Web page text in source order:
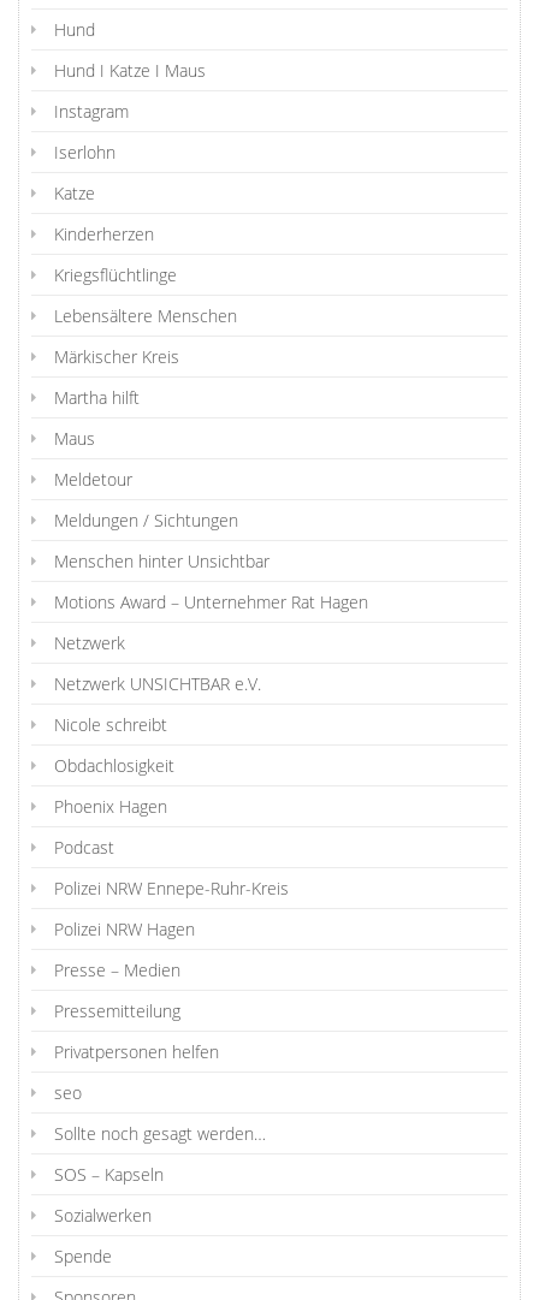
Hund
Hund I Katze I Maus
Instagram
Iserlohn
Katze
Kinderherzen
Kriegsflüchtlinge
Lebensältere Menschen
Märkischer Kreis
Martha hilft
Maus
Meldetour
Meldungen / Sichtungen
Menschen hinter Unsichtbar
Motions Award – Unternehmer Rat Hagen
Netzwerk
Netzwerk UNSICHTBAR e.V.
Nicole schreibt
Obdachlosigkeit
Phoenix Hagen
Podcast
Polizei NRW Ennepe-Ruhr-Kreis
Polizei NRW Hagen
Presse – Medien
Pressemitteilung
Privatpersonen helfen
seo
Sollte noch gesagt werden…
SOS – Kapseln
Sozialwerken
Spende